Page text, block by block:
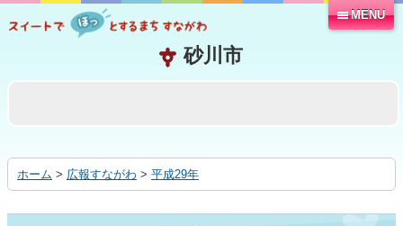
る
MENU
ホーム > 広報すながわ > 平成29年